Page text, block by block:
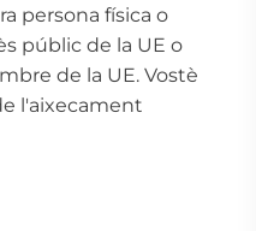
persona física o
públic de la UE o
de la UE. Vostè
l'aixecament